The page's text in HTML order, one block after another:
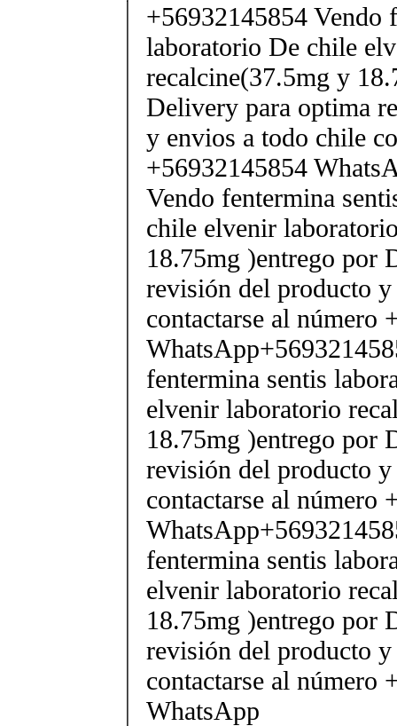
+56932145854 Vendo
laboratorio De chile
recalcine(37.5mg y
Delivery para optima
y envios a todo chile
+56932145854
Vendo fentermina
chile elvenir
18.75mg )entrego por
revisión del producto
contactarse al número
fentermina sentis
elvenir laboratorio
18.75mg )entrego por
revisión del producto
contactarse al número
fentermina sentis
elvenir laboratorio
18.75mg )entrego por
revisión del producto
contactarse al número
WhatsApp